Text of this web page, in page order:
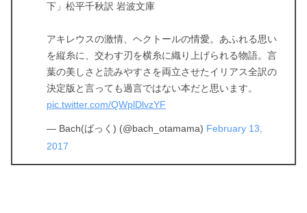
下」松平千秋訳 岩波文庫
アキレウスの激情、ヘクトールの情愛。あふれる思い
を縦糸に、交わす刃を横糸に織り上げられる物語。言
葉の美しさと読みやすさを両立させたイリアス全訳の
決定版と言っても過言ではない本だと思います。
pic.twitter.com/QWplDlvzYF
— Bach(ばっく) (@bach_otamama) February 13,
2017